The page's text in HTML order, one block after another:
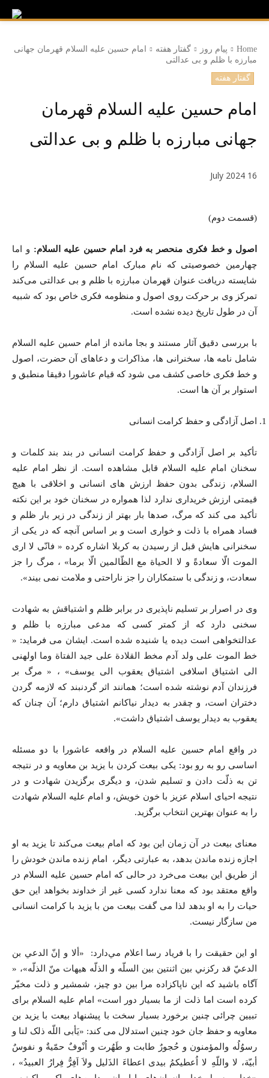
Home پیام روز گفتار هفته
امام حسین علیه السلام قهرمان جهانی
مبارزه با ظلم و بی عدالتی
گفتار هفته
امام حسین علیه السلام قهرمان
جهانی مبارزه با ظلم و بی عدالتی
16 July 2024
(قسمت دوم)
اصول و خط فکری منحصر به فرد امام حسین علیه السلام: و اما
چهارمین خصوصیتی که نام مبارک امام حسین علیه السلام را
شایسته دریافت عنوان قهرمان مبارزه با ظلم و بی عدالتی می‌کند
تمرکز وی بر حرکت روی اصول و منظومه فکری خاص بود که شبیه
آن در طول تاریخ دیده نشده است.
با بررسی دقیق آثار مستند و بجا مانده از امام حسین علیه السلام
شامل نامه ها، سخنرانی ها، مذاکرات و دعاهای آن حضرت، اصول
و خط فکری خاصی کشف می شود که قیام عاشورا دقیقا منطبق و
استوار بر آن ها است.
اصل آزادگی و حفظ کرامت انسانی
تأکید بر اصل آزادگی و حفظ کرامت انسانی در بند بند کلمات و
سخنان امام علیه السلام قابل مشاهده است. از نظر امام علیه
السلام، زندگی بدون حفظ ارزش های انسانی و اخلاقی با هیچ
قیمتی ارزش خریداری ندارد لذا همواره در سخنان خود بر این نکته
تأکید می کند که مرگ، صدها بار بهتر از زندگی در زیر بار ظلم و
فساد همراه با ذلت و خواری است و بر اساس آنچه که در یکی از
سخنرانی هایش قبل از رسیدن به کربلا اشاره کرده « فانّی لا اری
الموت الّا سعادةً و لا الحیاة مع الظّالمین الّا برما» ، مرگ را جز
سعادت، و زندگی با ستمکاران را جز ناراحتی و ملامت نمی بیند».
وی در اصرار بر تسلیم ناپذیری در برابر ظلم و اشتیاقش به شهادت
سخنی دارد که از کمتر کسی که مدعی مبارزه با ظلم و
عدالتخواهی است دیده یا شنیده شده است. ایشان می فرماید: «
خط الموت علی ولد آدم مخط القلادة علی جید الفتاة وما اولهنی
الی اشتیاق اسلافی اشتیاق یعقوب الی یوسف» ، « مرگ بر
فرزندان آدم نوشته شده است؛ همانند اثر گردنبند که لازمه گردن
دختران است، و چقدر به دیدار نیاکانم اشتیاق دارم؛ آن چنان که
یعقوب به دیدار یوسف اشتیاق داشت».
در واقع امام حسين علیه السلام در واقعه عاشورا با دو مسئله
اساسی رو به رو بود: یكی بیعت کردن با یزید بن معاویه و در نتیجه
تن به ذلّت دادن و تسليم شدن، و ديگری برگزيدن شهادت و در
نتیجه احیای اسلام عزیز با خون خویش، و امام علیه السلام شهادت
را به عنوان بهترين انتخاب برگزيد.
معنای بیعت در آن زمان این بود که امام بیعت می‌کند تا یزید به او
اجازه زنده ماندن بدهد، به عبارتی دیگر، امام زنده ماندن خودش را
از طریق این بیعت می‌خرد در حالی که امام حسین علیه السلام در
واقع معتقد بود که معنا ندارد کسی غیر از خداوند بخواهد این حق
حیات را به او بدهد لذا می گفت بیعت من با یزید با کرامت انسانی
من سازگار نیست.
او اين حقيقت را با فرياد رسا اعلام مي‌دارد: «ألا و إنّ الدعي بن
الدعيّ قد ركزني بين اثنتين بين السلّه و الذلّه هيهات منّ الذلّه»، «
آگاه باشید که این ناپاكزاده مرا بين دو چيز، شمشير و ذلت مخيّر
كرده است اما ذلت از ما بسيار دور است» امام علیه السلام برای
تبیین چرائی چنین برخورد بسیار سخت با پیشنهاد بیعت با یزید بن
معاویه و حفظ جان خود چنین استدلال می کند: «یَأبی اللّه ذلک لنا و
رسوُلُه والمؤمنون و حُجورٌ طابت و طَهُرت و اُنْوف‌ٌ حمّیة‌ٌ و نفوس‌ٌ
أبیّة، لا واللّه‌ِ لا اُعطیکم‌ُ بیدی اعطاءَ الذَلیل ولاَ اَفِرُّ فِرارُ العبید‌ُ» ،